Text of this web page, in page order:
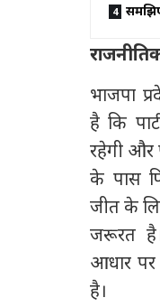
भाजपा
है कि
रहेगी और
के पास
जीत के
जरूरत
आधार पर
है।